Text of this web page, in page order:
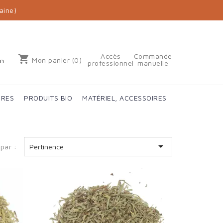
shopping_cart Mon panier (0)
Accès
professionnel
Commande
manuelle
PRODUITS BIO
MATÉRIEL, ACCESSOIRES
: Pertinence 